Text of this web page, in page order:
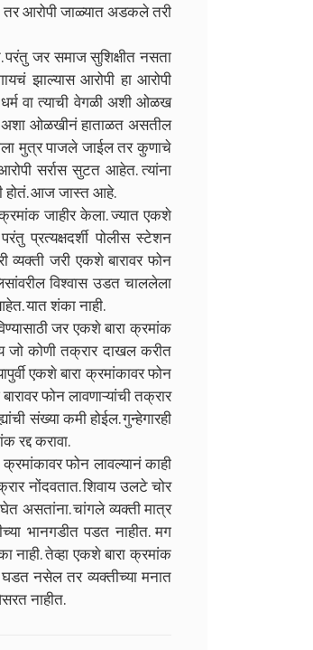
आरोपी जाळ्यात अडकले तरी
जर समाज सुशिक्षीत नसता
झाल्यास आरोपी हा आरोपी
वा त्याची वेगळी अशी ओळख
अशा ओळखीनं हाताळत असतील
मुत्र पाजले जाईल तर कुणाचे
सर्रास सुटत आहेत. त्यांना
होतं. आज जास्त आहे.
जाहीर केला. ज्यात एकशे
प्रत्यक्षदर्शी पोलीस स्टेशन
जरी एकशे बारावर फोन
विश्वास उडत चाललेला
यात शंका नाही.
जर एकशे बारा क्रमांक
जो कोणी तक्रार दाखल करीत
एकशे बारा क्रमांकावर फोन
फोन लावणाऱ्यांची तक्रार
संख्या कमी होईल. गुन्हेगारही
रद्द करावा.
फोन लावल्यानं काही
नोंदवतात. शिवाय उलटे चोर
असतांना. चांगले व्यक्ती मात्र
भानगडीत पडत नाहीत. मग
नाही. तेव्हा एकशे बारा क्रमांक
घडत नसेल तर व्यक्तीच्या मनात
नाहीत.